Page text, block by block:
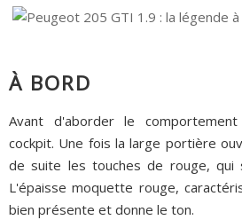
À BORD
Avant d'aborder le
cockpit. Une fois la large portière
de suite les touches de rouge, qui
L'épaisse moquette rouge,
bien présente et donne le ton.